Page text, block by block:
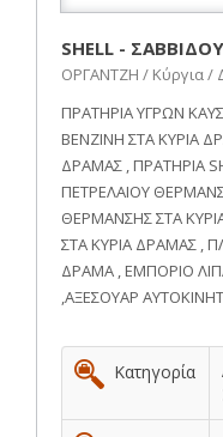
SHELL -
ΟΡΓΑΝΤΖΗ / Κύργια /
ΠΡΑΤΗΡΙΑ ΥΓΡΩΝ
ΒΕΝΖΙΝΗ ΣΤΑ ΚΥΡΙΑ
ΔΡΑΜΑΣ , ΠΡΑΤΗΡΙΑ
ΠΕΤΡΕΛΑΙΟΥ
ΘΕΡΜΑΝΣΗΣ ΣΤΑ
ΣΤΑ ΚΥΡΙΑ ΔΡΑΜΑΣ ,
ΔΡΑΜΑ , ΕΜΠΟΡΙΟ
,ΑΞΕΣΟΥΑΡ
Κατηγορία